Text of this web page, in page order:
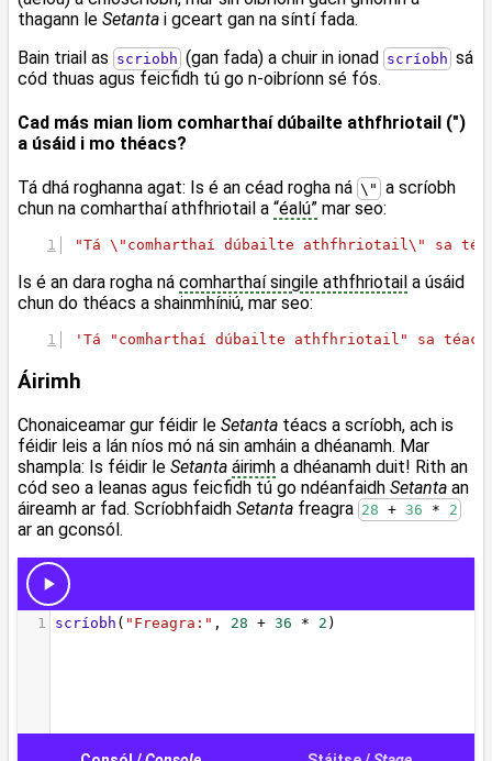
thagann le Setanta i gceart gan na síntí fada.
Bain triail as scriobh (gan fada) a chuir in ionad scríobh sá
cód thuas agus feicfidh tú go n-oibríonn sé fós.
Cad más mian liom comharthaí dúbailte athfhriotail (")
a úsáid i mo théacs?
Tá dhá roghanna agat: Is é an céad rogha ná \" a scríobh
chun na comharthaí athfhriotail a “éalú” mar seo:
"Tá \"comharthaí dúbailte athfhriotail\" sa
Is é an dara rogha ná comharthaí singile athfhriotail a úsáid
chun do théacs a shainmhíniú, mar seo:
'Tá "comharthaí dúbailte athfhriotail" sa téacs
Áirimh
Chonaiceamar gur féidir le Setanta téacs a scríobh, ach is
féidir leis a lán níos mó ná sin amháin a dhéanamh. Mar
shampla: Is féidir le Setanta áirimh a dhéanamh duit! Rith an
cód seo a leanas agus feicfidh tú go ndéanfaidh Setanta an
áireamh ar fad. Scríobhfaidh Setanta freagra 28 + 36 * 2
ar an gconsól.